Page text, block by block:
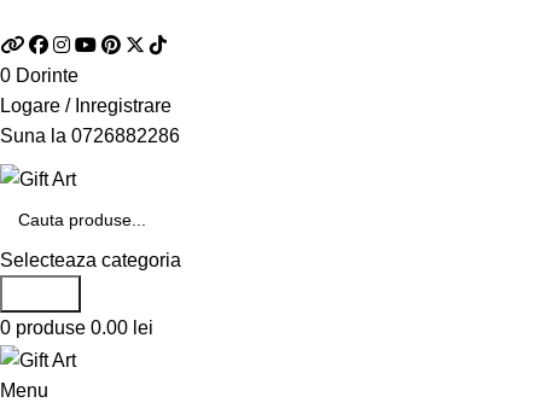
0 Dorinte
Logare / Inregistrare
Suna la 0726882286
Selecteaza categoria
0 produse 0.00 lei
Menu